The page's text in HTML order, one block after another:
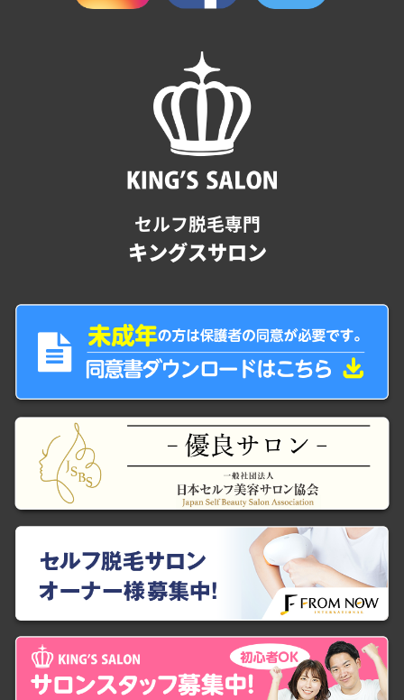
セルフ脱毛専門
キングスサロン